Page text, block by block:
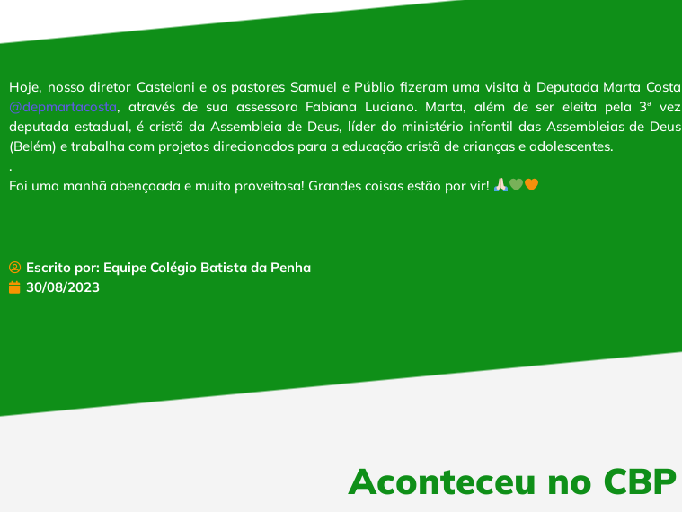
Hoje, nosso diretor Castelani e os pastores Samuel e Públio fizeram uma visita à Deputada Marta Costa
@depmartacosta, através de sua assessora Fabiana Luciano. Marta, além de ser eleita pela 3ª vez
deputada estadual, é cristã da Assembleia de Deus, líder do ministério infantil das Assembleias de Deus
(Belém) e trabalha com projetos direcionados para a educação cristã de crianças e adolescentes.
.
Foi uma manhã abençoada e muito proveitosa! Grandes coisas estão por vir!
Escrito por: Equipe Colégio Batista da Penha
30/08/2023
Aconteceu no CBP